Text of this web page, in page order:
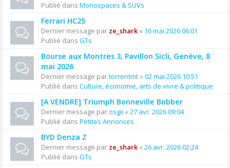
Publié dans Monospaces & SUVs
Ferrari HC25
Dernier message par ze_shark« 16 mai 2026 06:01
Publié dans GTs
Bourse aux Montres 3, Pavillon Sicli, Genève, 8
mai 2026
Dernier message partorrentmt « 02 mai 2026 10:51
Publié dans Culture, économie, arts de vivre & politique
[A VENDRE] Triumph Bonneville Bobber
Dernier message parosgii « 27 avr. 2026 09:04
Publié dans Petites Annonces
BYD Denza Z
Dernier message par ze_shark« 26 avr. 2026 02:24
Publié dans GTs